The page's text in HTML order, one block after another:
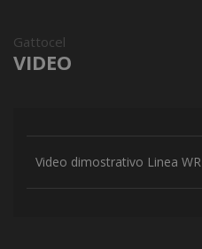
Gattocel
VIDEO
Video dimostrativo Linea WR